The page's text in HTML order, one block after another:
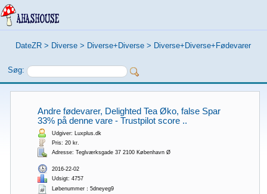
DateZR > Diverse > Diverse+Diverse > Diverse+Diverse+Fødevarer
Søg:
Andre fødevarer, Delighted Tea Øko, false Spar
33% på denne vare - Trustpilot score ..
Udgiver: Luxplus.dk
Pris: 20 kr.
Adresse: Teglværksgade 37 2100 København Ø
2016-22-02
Udsigt: 4757
Løbenummer：5dneyeg9